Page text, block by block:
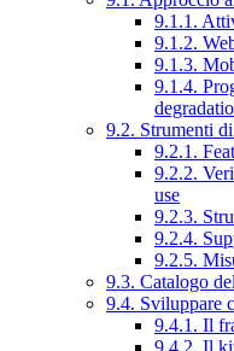
9.1.1.
9.1.2.
9.1.3.
9.1.4.
9.2. Strumenti
9.2.1.
9.2.2.
use
9.2.3.
9.2.4.
9.2.5.
9.3. Catalogo
9.4. Sviluppare
9.4.1. Il
9.4.2. Il